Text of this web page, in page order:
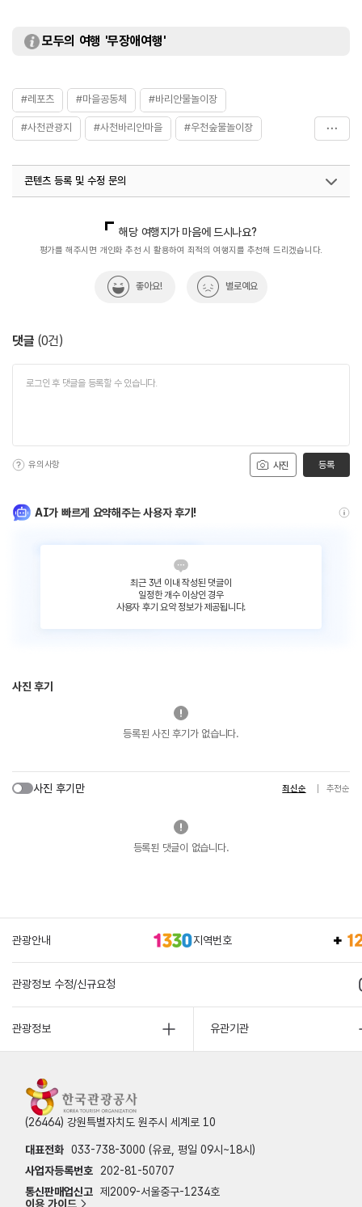
모두의 여행 '무장애여행'
#레포츠 #마을공동체 #바리안물놀이장
#사천관광지 #사천바리안마을 #우천숲물놀이장
콘텐츠 등록 및 수정 문의
해당 여행지가 마음에 드시나요?
평가를 해주시면 개인화 추천 시 활용하여 최적의 여행지를 추천해 드리겠습니다.
좋아요! 별로예요
댓글 (0건)
사진
유의사항 등록
AI가 빠르게 요약해주는 사용자 후기!
최근 3년 이내 작성된 댓글이
일정한 개수 이상인 경우
사용자 후기 요약 정보가 제공됩니다.
사진 후기
등록된 사진 후기가 없습니다.
사진 후기만 최신순 추천순
등록된 댓글이 없습니다.
관광안내 지역번호
관광정보 수정/신규요청
관광정보 유관기관
(26464) 강원특별자치도 원주시 세계로 10
대표전화 033-738-3000 (유료, 평일 09시~18시)
사업자등록번호
202-81-50707
통신판매업신고 제2009-서울중구-1234호
이용 가이드